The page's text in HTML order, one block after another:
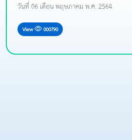
วันที่ 06 เดือน พฤษภาคม พ.ศ. 2564
View 000790